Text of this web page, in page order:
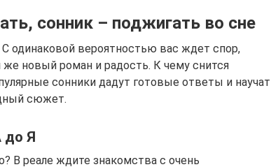
сонник – поджигать во сне
одинаковой вероятностью вас ждет спор,
новый роман и радость. К чему снится
сонники дадут готовые ответы и научат
сюжет.
до Я
В реале ждите знакомства с очень